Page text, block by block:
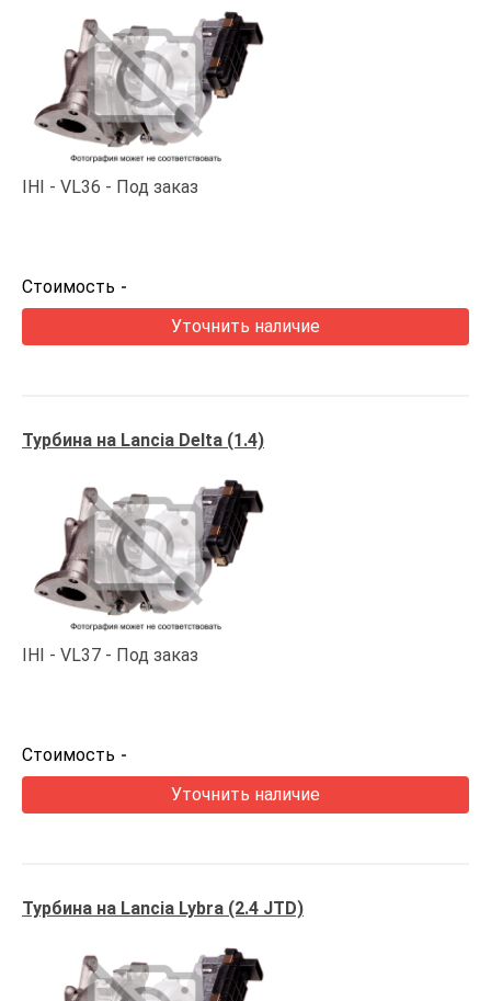
IHI VL36 Под заказ
Стоимость -
Уточнить наличие
Турбина на Lancia Delta (1.4)
IHI VL37 Под заказ
Стоимость -
Уточнить наличие
Турбина на Lancia Lybra (2.4 JTD)